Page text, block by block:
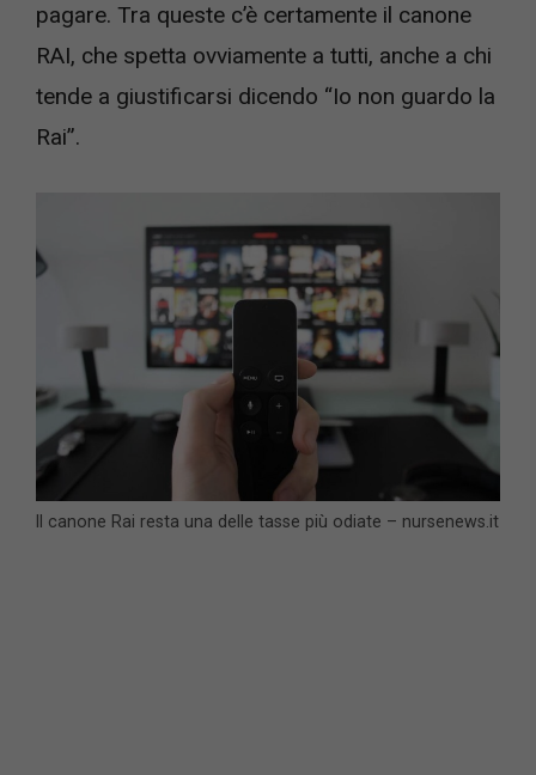
pagare. Tra queste c’è certamente il canone
RAI, che spetta ovviamente a tutti, anche a chi
tende a giustificarsi dicendo “Io non guardo la
Rai”.
Il canone Rai resta una delle tasse più odiate – nursenews.it